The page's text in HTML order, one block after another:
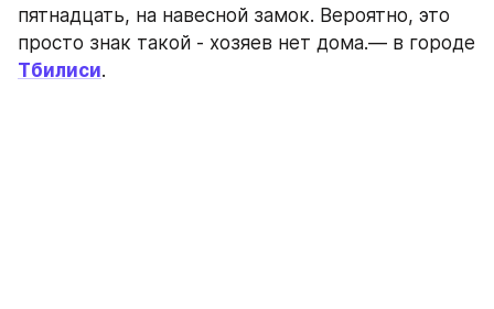
пятнадцать, на навесной замок. Вероятно, это
Тбилиси.